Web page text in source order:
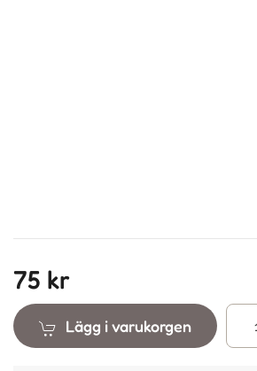
75 kr
Lägg i varukorgen